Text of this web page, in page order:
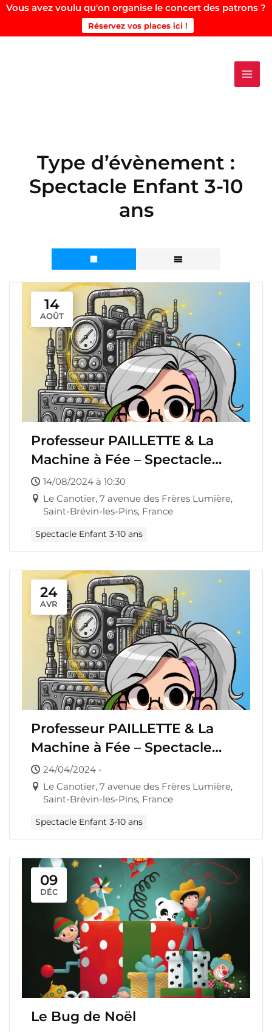
Vous avez voulu qu'on organise le concert des patrons ?
Réservez vos places ici !
Type d’évènement :
Spectacle Enfant 3-10
ans
14
AOÛT
Professeur PAILLETTE & La
Machine à Fée – Spectacle
Enfant
14/08/2024 à 10:30
Le Canotier, 7 avenue des Frères Lumière,
Saint-Brévin-les-Pins, France
Spectacle Enfant 3-10 ans
24
AVR
Professeur PAILLETTE & La
Machine à Fée – Spectacle
Enfant
24/04/2024 -
Le Canotier, 7 avenue des Frères Lumière,
Saint-Brévin-les-Pins, France
Spectacle Enfant 3-10 ans
09
DÉC
Le Bug de Noël